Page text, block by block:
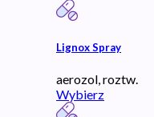
Lignox Spray
aerozol, roztw.
Wybierz